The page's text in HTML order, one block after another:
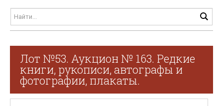
Лот №53. Аукцион № 163. Редкие
книги, рукописи, автографы и
фотографии, плакаты.